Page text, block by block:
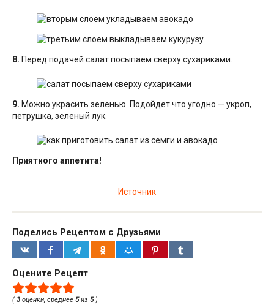
8. Перед подачей салат посыпаем сверху сухариками.
9. Можно украсить зеленью. Подойдет что угодно — укроп,
петрушка, зеленый лук.
Приятного аппетита!
Источник
Поделись Рецептом с Друзьями
Оцените Рецепт
( 3 оценки, среднее 5из 5)